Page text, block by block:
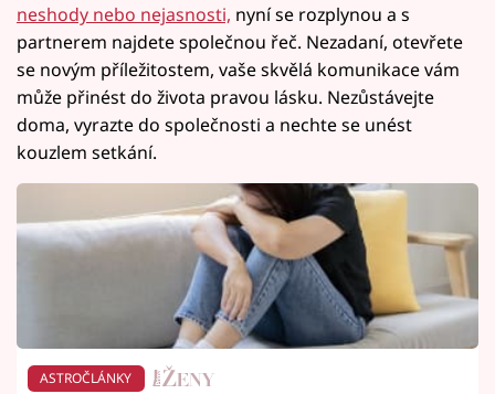
neshody nebo nejasnosti, nyní se rozplynou a s
partnerem najdete společnou řeč. Nezadaní, otevřete
se novým příležitostem, vaše skvělá komunikace vám
může přinést do života pravou lásku. Nezůstávejte
doma, vyrazte do společnosti a nechte se unést
kouzlem setkání.
ASTROČLÁNKY